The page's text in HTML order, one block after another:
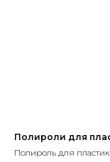
Полироли для
Полироль для